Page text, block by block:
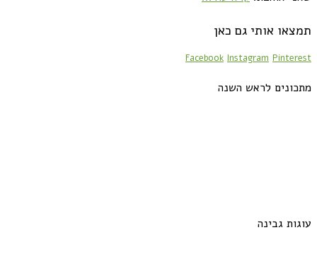
תמצאו אותי גם כאן
Facebook Instagram Pinterest
מתכונים לראש השנה
עוגות גבינה